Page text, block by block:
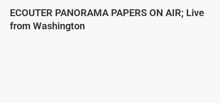
ECOUTER PANORAMA PAPERS ON AIR; Live
from Washington